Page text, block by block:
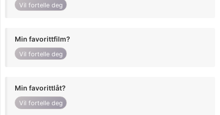
Vil fortelle deg
Min favorittfilm?
Vil fortelle deg
Min favorittlåt?
Vil fortelle deg